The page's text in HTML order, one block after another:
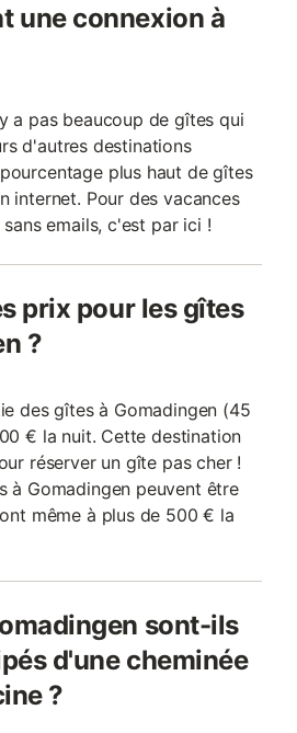
une connexion à
a pas beaucoup de gîtes qui
d'autres destinations
plus haut de gîtes
internet. Pour des vacances
emails, c'est par ici !
prix pour les gîtes
?
des gîtes à Gomadingen (45
€ la nuit. Cette destination
réserver un gîte pas cher !
à Gomadingen peuvent être
même à plus de 500 € la
sont-ils
d'une cheminée
?